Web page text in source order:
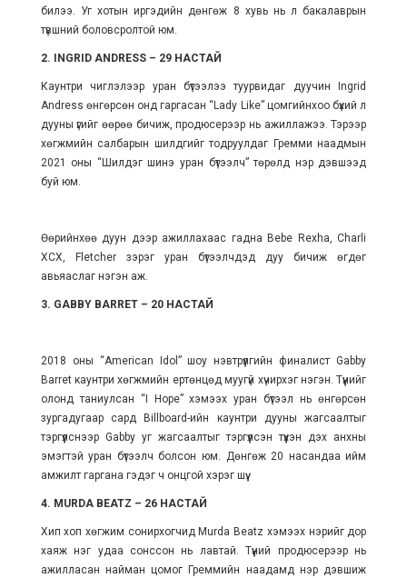
билээ. Уг хотын иргэдийн дөнгөж 8 хувь нь л бакалаврын
түвшний боловсролтой юм.
2. INGRID ANDRESS – 29 НАСТАЙ
Каунтри чиглэлээр уран бүтээлээ туурвидаг дуучин Ingrid
Andress өнгөрсөн онд гаргасан “Lady Like” цомгийнхоо бүхий л
дууны үгийг өөрөө бичиж, продюсерээр нь ажиллажээ. Тэрээр
хөгжмийн салбарын шилдгийг тодруулдаг Гремми наадмын
2021 оны “Шилдэг шинэ уран бүтээлч” төрөлд нэр дэвшээд
буй юм.
Өөрийнхөө дуун дээр ажиллахаас гадна Bebe Rexha, Charli
XCX, Fletcher зэрэг уран бүтээлчдэд дуу бичиж өгдөг
авьяаслаг нэгэн аж.
3. GABBY BARRET – 20 НАСТАЙ
2018 оны “American Idol” шоу нэвтрүүлгийн финалист Gabby
Barret каунтри хөгжмийн ертөнцөд муугүй хүчирхэг нэгэн. Түүнийг
олонд таниулсан “I Hope” хэмээх уран бүтээл нь өнгөрсөн
зургадугаар сард Billboard-ийн каунтри дууны жагсаалтыг
тэргүүлснээр Gabby уг жагсаалтыг тэргүүлсэн түүхэн дэх анхны
эмэгтэй уран бүтээлч болсон юм. Дөнгөж 20 насандаа ийм
амжилт гаргана гэдэг ч онцгой хэрэг шүү.
4. MURDA BEATZ – 26 НАСТАЙ
Хип хоп хөгжим сонирхогчид Murda Beatz хэмээх нэрийг дор
хаяж нэг удаа сонссон нь лавтай. Түүний продюсерээр нь
ажилласан найман цомог Греммийн наадамд нэр дэвшиж